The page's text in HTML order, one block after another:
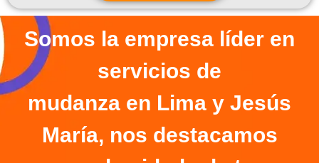
Somos la empresa líder en
servicios de
mudanza en Lima y Jesús
María, nos destacamos